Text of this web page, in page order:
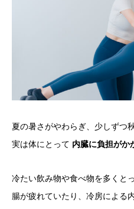
夏の暑さがやわらぎ、少しずつ
実は体にとって 内臓に負担がか
冷たい飲み物や食べ物を多くと
腸が疲れていたり、冷房による